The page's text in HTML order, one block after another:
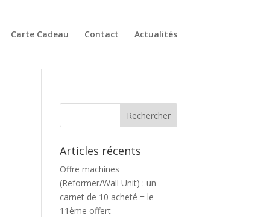
Carte Cadeau Contact Actualités
Articles récents
Offre machines
(Reformer/Wall Unit) : un
carnet de 10 acheté = le
11ème offert